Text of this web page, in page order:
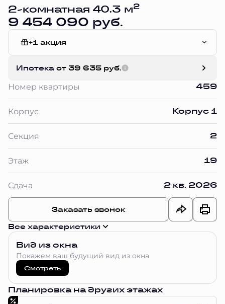
2-комнатная 40.3 м2
9 454 090 руб.
+1 акция
Ипотека от 39 635 руб.
Номер квартиры 459
Корпус Корпус 1
Секция 2
Этаж 19
Сдача 2 кв. 2026
Заказать звонок
Все характеристики
Вид из окна
Покажем ваш будущий вид из окна
Смотреть
Планировка на других этажах